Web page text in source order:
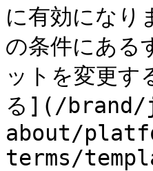
に有効になり
の条件にある
ットを変更
る](/
about/
terms/